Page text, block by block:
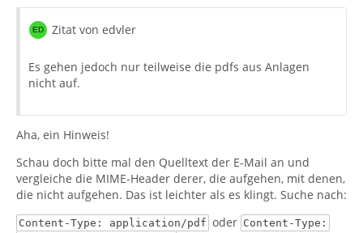
Zitat von edvler
Es gehen jedoch nur teilweise die pdfs aus Anlagen
nicht auf.
Aha, ein Hinweis!
Schau doch bitte mal den Quelltext der E-Mail an und
vergleiche die MIME-Header derer, die aufgehen, mit denen,
die nicht aufgehen. Das ist leichter als es klingt. Suche nach:
Content-Type: application/pdf oder Content-Type: